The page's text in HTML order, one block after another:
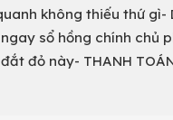
không thiếu thứ
sổ hồng chính chủ
đỏ này- THANH